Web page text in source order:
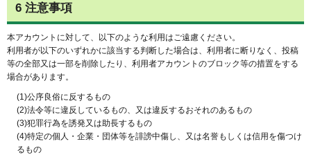
6 注意事項
本アカウントに対して、以下のような利用はご遠慮ください。
利用者が以下のいずれかに該当する判断した場合は、利用者に断りなく、投稿
等の全部又は一部を削除したり、利用者アカウントのブロック等の措置をする
場合があります。
(1)公序良俗に反するもの
(2)法令等に違反しているもの、又は違反するおそれのあるもの
(3)犯罪行為を誘発又は助長するもの
(4)特定の個人・企業・団体等を誹謗中傷し、又は名誉もしくは信用を傷つけ
るもの